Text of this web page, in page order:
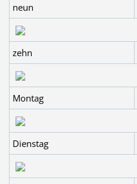
neun
zehn
Montag
Dienstag